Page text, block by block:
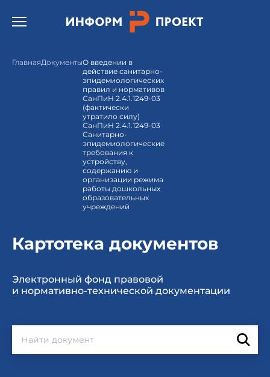
Открыть бургер меню.
ГлавнаяДокументыО введении в
действие санитарно-
эпидемиологических
правил и нормативов
СанПиН 2.4.1.1249-03
(фактически
утратило силу)
СанПиН 2.4.1.1249-03
Санитарно-
эпидемиологические
требования к
устройству,
содержанию и
организации режима
работы дошкольных
образовательных
учреждений
Картотека документов
Электронный фонд правовой
и нормативно-технической документации